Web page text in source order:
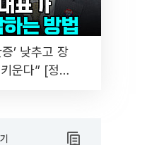
’ 낮추고 장
운다” [정치